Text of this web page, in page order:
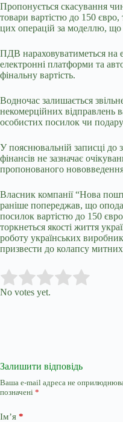
Пропонується скасування
товари вартістю до 150
цих операцій за моделлю,
ПДВ нараховуватиметься на
електронні платформи та
фінальну вартість.
Водночас залишається
некомерційних відправлень
особистих посилок чи
У пояснювальній записці до
фінансів не зазначає
пропонованого
Власник компанії “Нова
раніше попереджав, що
посилок вартістю до 150
торкнеться якості життя
роботу українських
призвести до колапсу
Rate this item:
No votes yet.
Залишити відповідь
Ваша e-mail адреса не
позначені *
Ім’я *